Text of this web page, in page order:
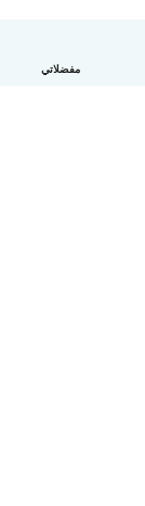
مفضلاتي